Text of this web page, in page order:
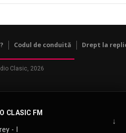
CLASIC FM
- I
↓
Codul de conduită Drept la
Clasic, 2026